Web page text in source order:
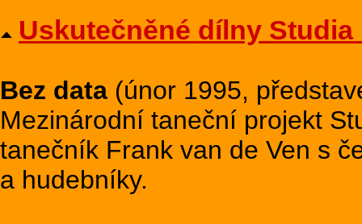
Uskutečněné dílny Studia
Bez data (únor 1995,
Mezinárodní taneční projekt
tanečník Frank van de Ven s
a hudebníky.